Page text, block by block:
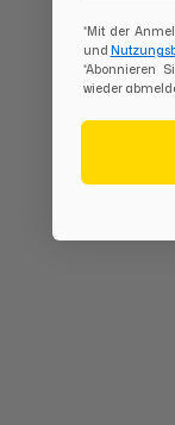
*Mit der
und
*Abonnieren
wieder